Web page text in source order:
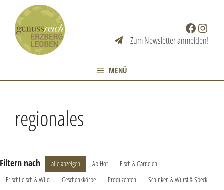
springen
Facebook
Zum Newsletter anmelden!
MENÜ
regionales
Filtern nach alle anzeigen Ab Hof
Fisch & Garnelen
Frischfleisch & Wild
Geschenkkörbe Produzenten Schinken & Wurst & Speck